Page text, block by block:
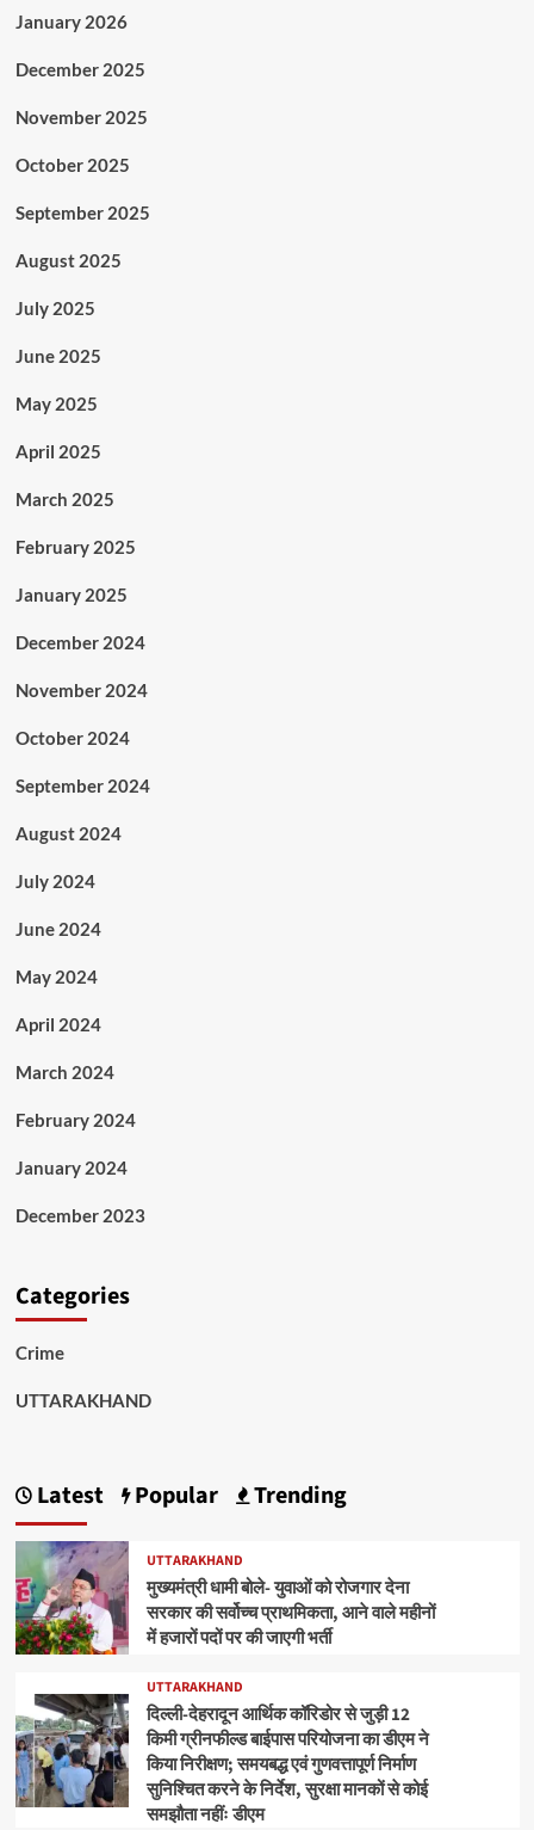
January 2026
December 2025
November 2025
October 2025
September 2025
August 2025
July 2025
June 2025
May 2025
April 2025
March 2025
February 2025
January 2025
December 2024
November 2024
October 2024
September 2024
August 2024
July 2024
June 2024
May 2024
April 2024
March 2024
February 2024
January 2024
December 2023
Categories
Crime
UTTARAKHAND
Latest Popular Trending
UTTARAKHAND
मुख्यमंत्री धामी बोले- युवाओं को रोजगार देना
सरकार की सर्वोच्च प्राथमिकता, आने वाले महीनों
में हजारों पदों पर की जाएगी भर्ती
UTTARAKHAND
दिल्ली-देहरादून आर्थिक कॉरिडोर से जुड़ी 12
किमी ग्रीनफील्ड बाईपास परियोजना का डीएम ने
किया निरीक्षण; समयबद्ध एवं गुणवत्तापूर्ण निर्माण
सुनिश्चित करने के निर्देश, सुरक्षा मानकों से कोई
समझौता नहींः डीएम